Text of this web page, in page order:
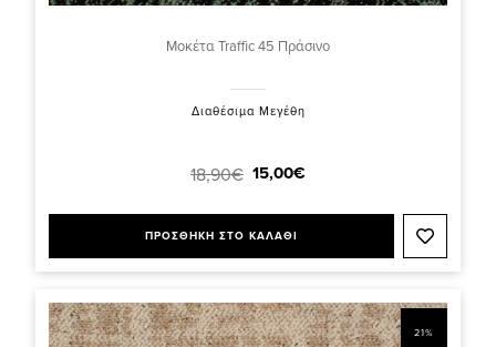
Μοκέτα Traffic 45 Πράσινο
Διαθέσιμα Μεγέθη
18,90€ 15,00€
ΠΡΟΣΘΗΚΗ ΣΤΟ ΚΑΛΑΘΙ
21%